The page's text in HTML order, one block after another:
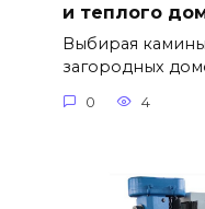
и теплого
Выбирая
загородных
0 4